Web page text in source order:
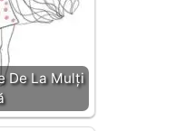
De La Mulți